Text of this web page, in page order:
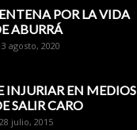
POR LA VIDA
ABURRÁ
agosto, 2020
INJURIAR EN MEDIOS
SALIR CARO
28 julio, 2015